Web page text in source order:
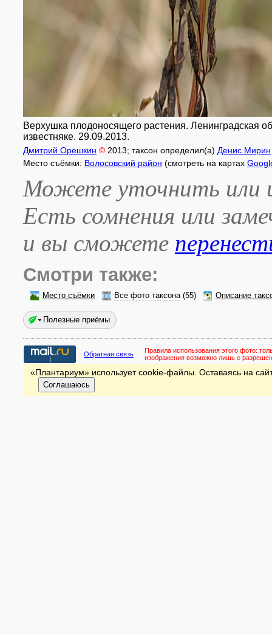
Верхушка плодоносящего растения. Ленинградская
известняке. 29.09.2013.
Дмитрий Орешкин © 2013; таксон определил(а) Денис Мирин
Место съёмки: Волосовский район (смотреть на картах
Можете уточнить или
Есть сомнения или
и вы сможете
Смотри также:
Место съёмки Все фото таксона(55) Описание
Полезные приёмы
Обратная связь Правила использования этого фото:
изображения возможно лишь с
«Плантариум» использует cookie-файлы. Оставаясь на
Соглашаюсь